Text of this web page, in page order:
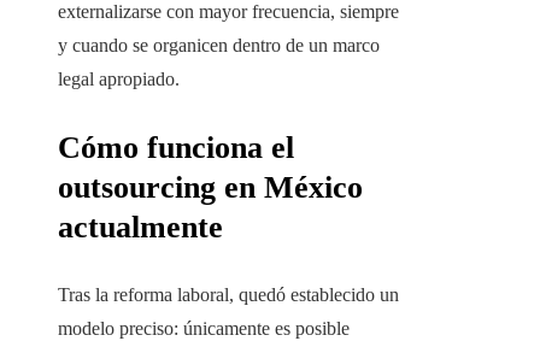
externalizarse con mayor frecuencia, siempre
y cuando se organicen dentro de un marco
legal apropiado.
Cómo funciona el
outsourcing en México
actualmente
Tras la reforma laboral, quedó establecido un
modelo preciso: únicamente es posible